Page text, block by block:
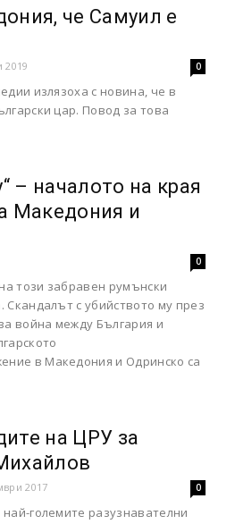
че Самуил е
2019 0
излязоха с новина, че в
цар. Повод за това
– началото на края
Македония и
0
този забравен румънски
с убийството му през
война между България и
в Македония и Одринско са
на ЦРУ за
2017 0
големите разузнавателни